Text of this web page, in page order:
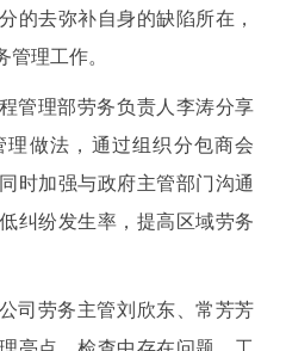
的去弥补自身的缺陷所在，
管理工作。
管理部劳务负责人李涛分享
做法，通过组织分包商会
时加强与政府主管部门沟通
纠纷发生率，提高区域劳务
司劳务主管刘欣东、常芳芳